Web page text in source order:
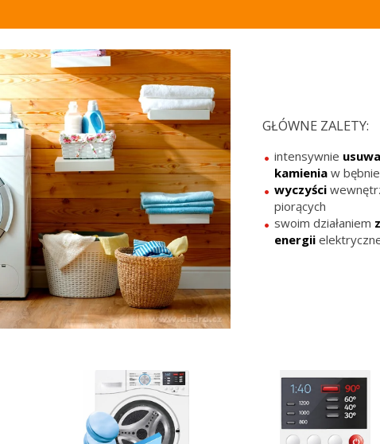
GŁÓWNE ZALETY:
intensywnie usuwa
kamienia w
wyczyści
piorących
swoim działaniem
energii